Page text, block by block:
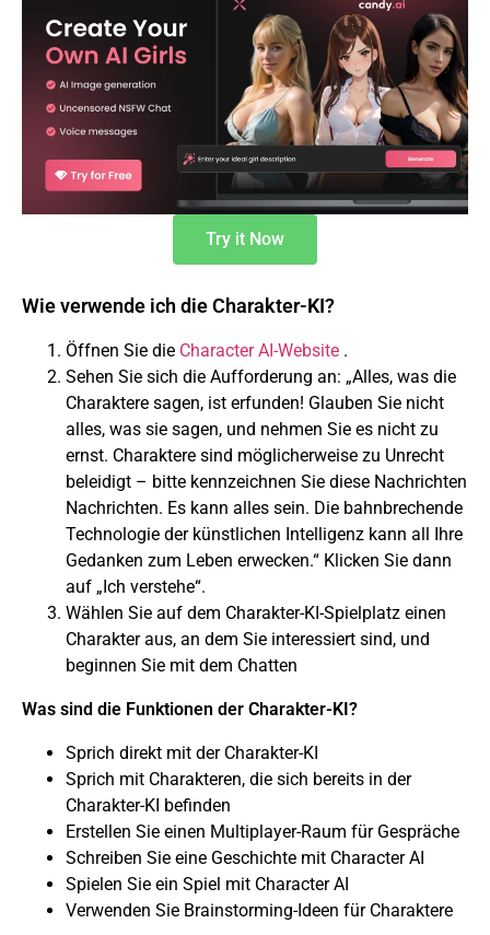
Try it Now
Wie verwende ich die Charakter-KI?
Öffnen Sie die Character AI-Website .
Sehen Sie sich die Aufforderung an: „Alles, was die
Charaktere sagen, ist erfunden! Glauben Sie nicht
alles, was sie sagen, und nehmen Sie es nicht zu
ernst. Charaktere sind möglicherweise zu Unrecht
beleidigt – bitte kennzeichnen Sie diese Nachrichten
Nachrichten. Es kann alles sein. Die bahnbrechende
Technologie der künstlichen Intelligenz kann all Ihre
Gedanken zum Leben erwecken.“ Klicken Sie dann
auf „Ich verstehe“.
Wählen Sie auf dem Charakter-KI-Spielplatz einen
Charakter aus, an dem Sie interessiert sind, und
beginnen Sie mit dem Chatten
Was sind die Funktionen der Charakter-KI?
Sprich direkt mit der Charakter-KI
Sprich mit Charakteren, die sich bereits in der
Charakter-KI befinden
Erstellen Sie einen Multiplayer-Raum für Gespräche
Schreiben Sie eine Geschichte mit Character AI
Spielen Sie ein Spiel mit Character AI
Verwenden Sie Brainstorming-Ideen für Charaktere